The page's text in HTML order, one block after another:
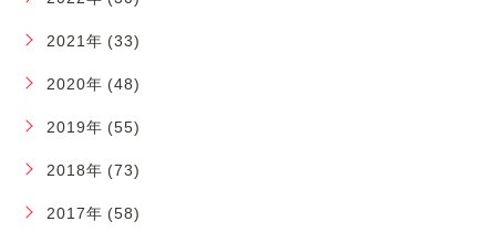
2021年 (33)
2020年 (48)
2019年 (55)
2018年 (73)
2017年 (58)